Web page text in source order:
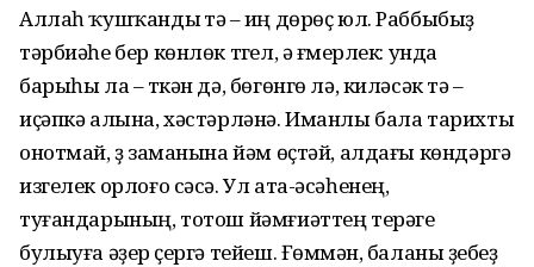
Аллаһ ҡушҡанды үтәү – иң дөрөҫ юл. Раббыбыҙ
тәрбиәһе бер көнлөк түгел, ә ғүмерлек: унда
барыһы ла – үткән дә, бөгөнгө лә, киләсәк тә –
иҫәпкә алына, хәстәрләнә. Иманлы бала тарихты
онотмай, үҙ заманына йәм өҫтәй, алдағы көндәргә
изгелек орлоғо сәсә. Ул ата-әсәһенең,
туғандарының, тотош йәмғиәттең терәге
булыуға әҙер үҫергә тейеш. Ғөмүмән, баланы үҙебеҙ